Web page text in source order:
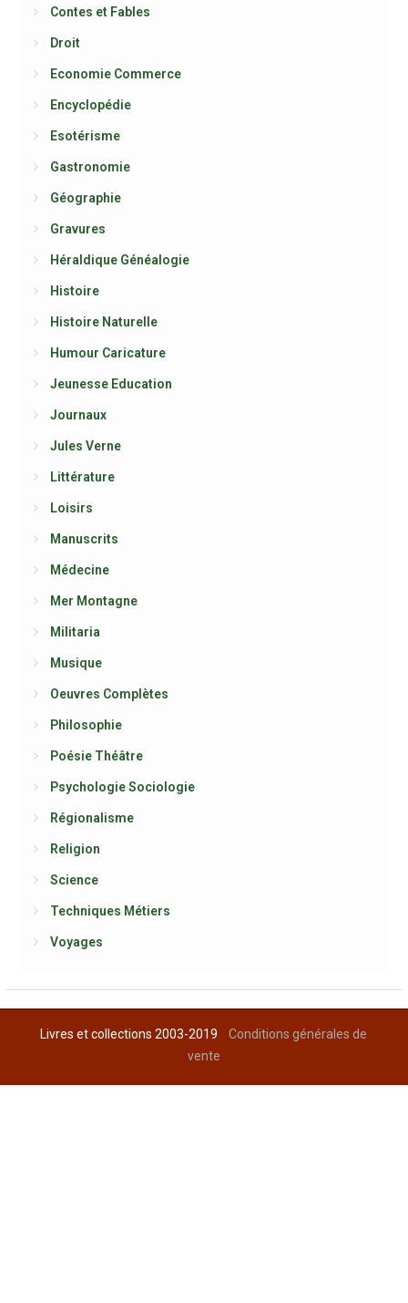
Contes et Fables
Droit
Economie Commerce
Encyclopédie
Esotérisme
Gastronomie
Géographie
Gravures
Héraldique Généalogie
Histoire
Histoire Naturelle
Humour Caricature
Jeunesse Education
Journaux
Jules Verne
Littérature
Loisirs
Manuscrits
Médecine
Mer Montagne
Militaria
Musique
Oeuvres Complètes
Philosophie
Poésie Théâtre
Psychologie Sociologie
Régionalisme
Religion
Science
Techniques Métiers
Voyages
Livres et collections 2003-2019Conditions générales de
vente